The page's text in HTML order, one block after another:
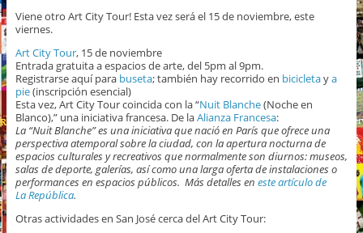
Viene otro Art City Tour! Esta vez será el 15 de noviembre, este
viernes.
Art City Tour, 15 de noviembre
Entrada gratuita a espacios de arte, del 5pm al 9pm.
Registrarse aquí para buseta; también hay recorrido en bicicletaya
pie(inscripción esencial)
Esta vez, Art City Tour coincida con la “Nuit Blanche(Noche en
Blanco),” una iniciativa francesa. De laAlianza Francesa:
La “Nuit Blanche” es una iniciativa que nació en París que ofrece una
perspectiva atemporal sobre la ciudad, con la apertura nocturna de
espacios culturales y recreativos que normalmente son diurnos: museos,
salas de deporte, galerías, así como una larga oferta de instalaciones o
performances en espacios públicos. Más detalles en este artículo de
La República.
Otras actividades en San José cerca del Art City Tour: